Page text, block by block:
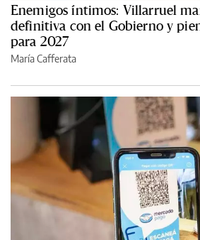
Enemigos íntimos: Villarruel
definitiva con el Gobierno y
para 2027
María Cafferata